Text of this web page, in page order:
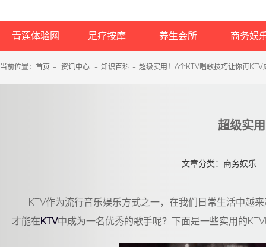
青莲体验网 足疗按摩 养生会所 商务娱
当前位置： 首页 - 资讯中心 - 知识百科 - 超级实用！6个KTV唱歌技巧让你再KTV
超级实
文章分类：商务娱乐
KTV作为流行音乐娱乐方式之一，在我们日常生活中越
才能在KTV中成为一名优秀的歌手呢？下面是一些实用的